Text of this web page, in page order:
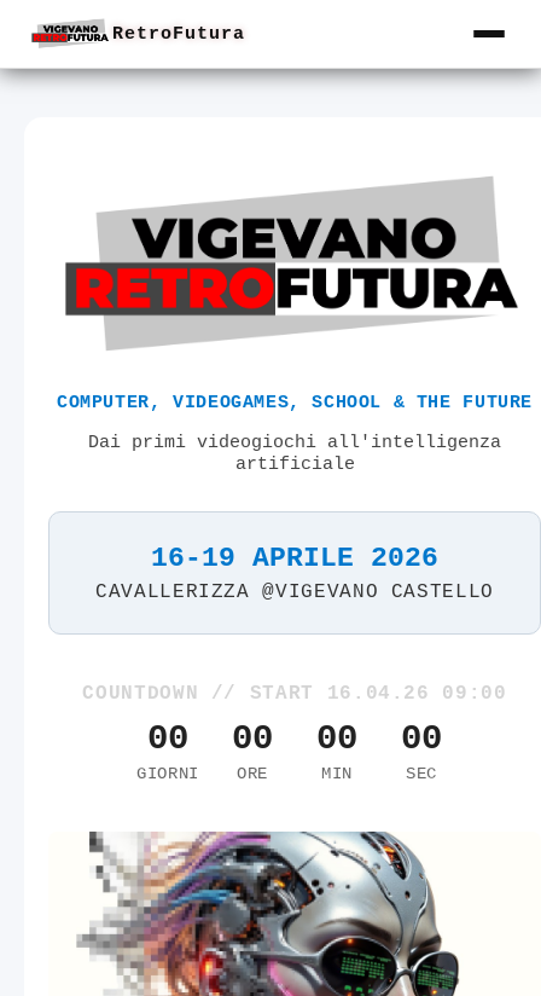
RetroFutura
COMPUTER, VIDEOGAMES, SCHOOL & THE FUTURE
Dai primi videogiochi all'intelligenza
artificiale
16-19 APRILE 2026
CAVALLERIZZA @VIGEVANO CASTELLO
COUNTDOWN // START 16.04.26 09:00
00
GIORNI
00
ORE
00
MIN
00
SEC